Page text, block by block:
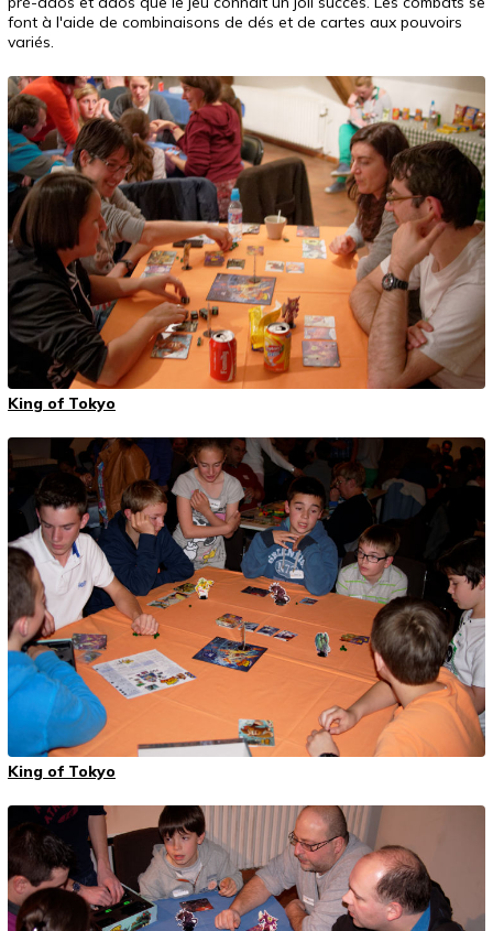
font à l'aide de combinaisons de dés et de cartes aux pouvoirs
variés.
King of Tokyo
King of Tokyo